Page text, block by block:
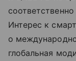
Интерес к
о
глобальная